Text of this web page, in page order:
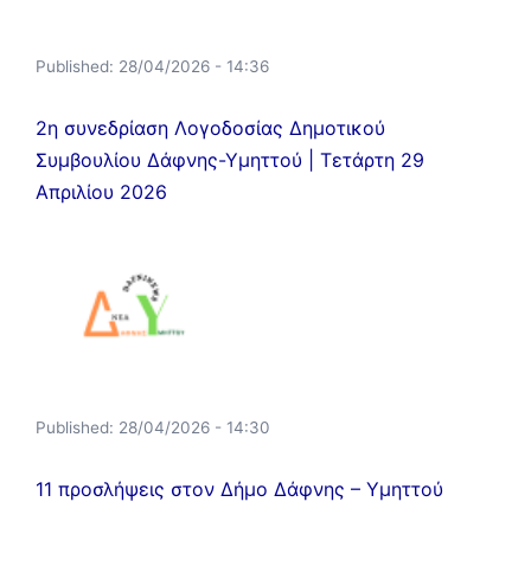
Published: 28/04/2026 - 14:36
2η συνεδρίαση Λογοδοσίας Δημοτικού
Συμβουλίου Δάφνης-Υμηττού | Τετάρτη 29
Απριλίου 2026
Published: 28/04/2026 - 14:30
11 προσλήψεις στον Δήμο Δάφνης – Υμηττού